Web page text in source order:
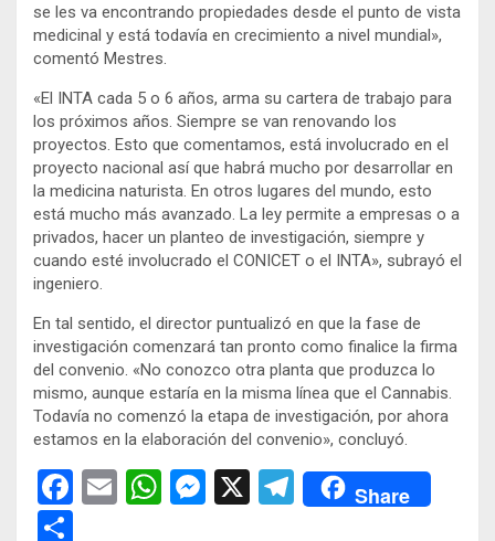
se les va encontrando propiedades desde el punto de vista
medicinal y está todavía en crecimiento a nivel mundial»,
comentó Mestres.
«El INTA cada 5 o 6 años, arma su cartera de trabajo para
los próximos años. Siempre se van renovando los
proyectos. Esto que comentamos, está involucrado en el
proyecto nacional así que habrá mucho por desarrollar en
la medicina naturista. En otros lugares del mundo, esto
está mucho más avanzado. La ley permite a empresas o a
privados, hacer un planteo de investigación, siempre y
cuando esté involucrado el CONICET o el INTA», subrayó el
ingeniero.
En tal sentido, el director puntualizó en que la fase de
investigación comenzará tan pronto como finalice la firma
del convenio. «No conozco otra planta que produzca lo
mismo, aunque estaría en la misma línea que el Cannabis.
Todavía no comenzó la etapa de investigación, por ahora
estamos en la elaboración del convenio», concluyó.
F
E
W M X
T
Share